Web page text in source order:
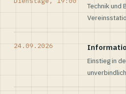
Technik und
24.09.2026
Einstieg in